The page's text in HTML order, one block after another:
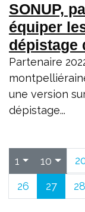
SONUP,
équiper
dépistage
Partenaire
une version
dépistage...
1 10
26 27 28